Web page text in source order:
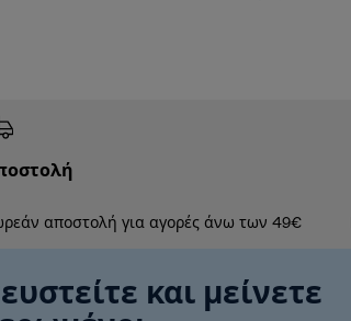
αποστολή για αγορές άνω των 49€
και μείνετε